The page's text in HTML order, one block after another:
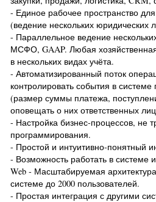
- Единое рабочее пространство
(ведение нескольких юридических
- Параллельное ведение
МСФО, GAAP. Любая
в нескольких видах учёта.
- Автоматизированный поток
контролировать события в
(размер суммы платежа,
оповещать о них ответственных
- Настройка бизнес-процессов, не
программирования.
- Простой и интуитивно-понятный
- Возможность работать в системе
Web - Масштабируемая
системе до 2000 пользователей.
- Простая интеграция с другими